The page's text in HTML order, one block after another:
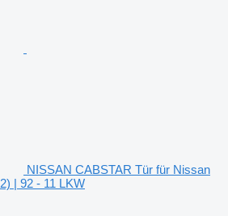
NISSAN CABSTAR Tür für Nissan
| 92 - 11 LKW